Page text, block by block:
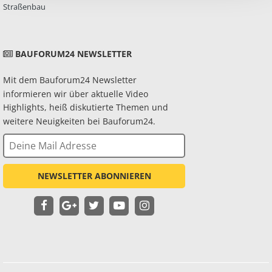
Straßenbau
BAUFORUM24 NEWSLETTER
Mit dem Bauforum24 Newsletter
informieren wir über aktuelle Video
Highlights, heiß diskutierte Themen und
weitere Neuigkeiten bei Bauforum24.
NEWSLETTER ABONNIEREN